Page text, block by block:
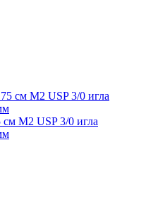
М2 USP 3/0 игла